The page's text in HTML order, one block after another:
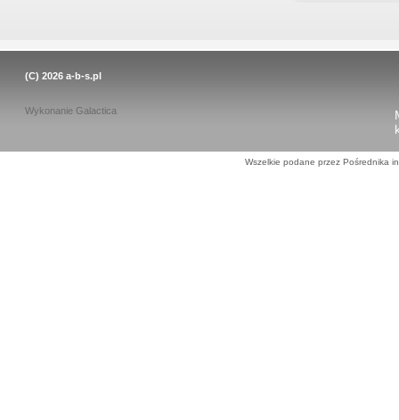
(C) 2026 a-b-s.pl
Wykonanie Galactica
Wszelkie podane przez Pośrednika